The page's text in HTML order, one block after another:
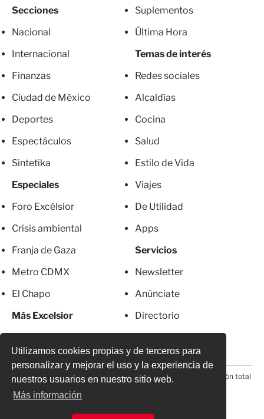
Utilizamos cookies propias y de terceros para
personalizar y mejorar el uso y la experiencia de
nuestros usuarios en nuestro sitio web.
Más información
Secciones
Nacional
Internacional
Finanzas
Ciudad de México
Deportes
Espectáculos
Sintetika
Especiales
Foro Excélsior
Crisis ambiental
Franja de Gaza
Metro CDMX
El Chapo
Más Excelsior
Suplementos
Última Hora
Temas de interés
Redes sociales
Alcaldías
Cocina
Salud
Estilo de Vida
Viajes
De Utilidad
Apps
Servicios
Newsletter
Anúnciate
Directorio
© 2026 Todos los derechos reservados. Prohibida la reproducción total
o parcial, incluyendo cualquier medio electrónico*